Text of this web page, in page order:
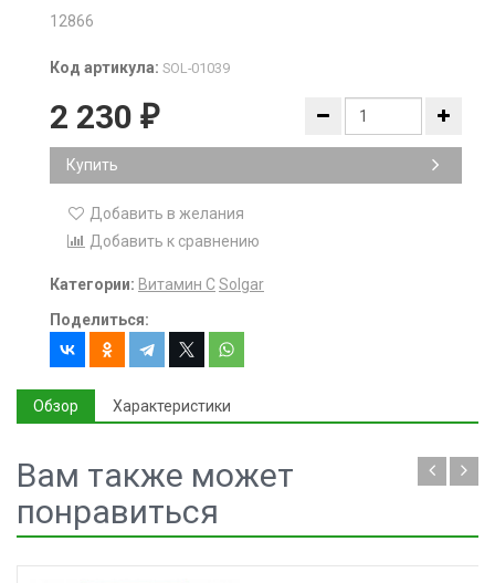
12866
Код артикула: SOL-01039
2 230 ₽
Купить
Добавить в желания
Добавить к сравнению
Категории: Витамин С Solgar
Поделиться:
Обзор Характеристики
Вам также может
понравиться